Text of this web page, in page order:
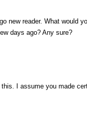
new reader. What would
days ago? Any sure?
I assume you made